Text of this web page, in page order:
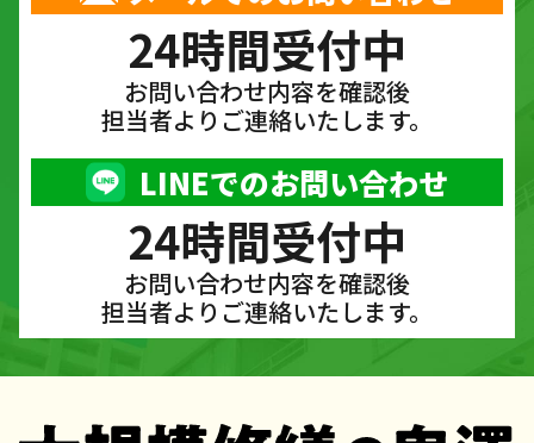
24時間受付中
お問い合わせ内容を確認後
担当者よりご連絡いたします。
LINEでのお問い合わせ
24時間受付中
お問い合わせ内容を確認後
担当者よりご連絡いたします。